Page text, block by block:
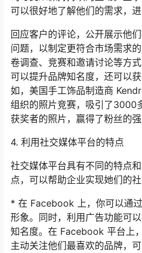
可以很好地了解他们的需求，进
回应客户的评论，公开展示他
问题，以制定更符合市场需求
卷调查、竞赛和邀请讨论等方
可以提升品牌知名度，还可以
如，美国手工饰品制造商
组织的照片竞赛，吸引了3000
获奖者的照片，赢得了粉丝的
4. 利用社交媒体平台的特点
社交媒体平台具有不同的特点
点，可以帮助企业实现她们的社
* 在 Facebook 上，你可以通
形象。同时，利用广告功能可
知名度。在 Facebook 平台上
主动关注他们最喜欢的品牌，